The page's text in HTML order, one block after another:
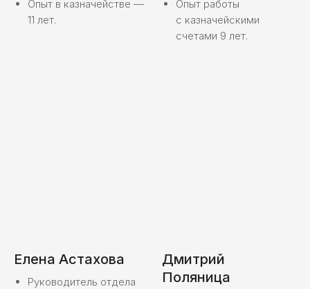
Опыт в казначействе —
11 лет.
Опыт работы
с казначейскими
счетами 9 лет.
Елена Астахова
Руководитель отдела
Дмитрий
Поляница